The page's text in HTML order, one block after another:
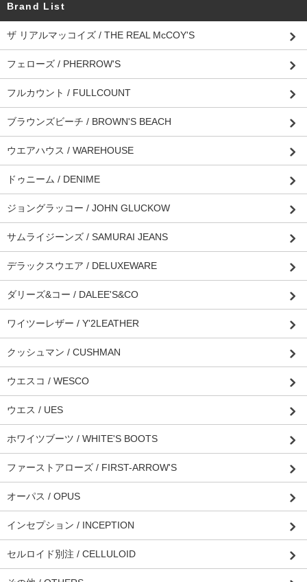
Brand List
ザ リアルマッコイズ / THE REAL McCOY'S
フェローズ / PHERROW'S
フルカウント / FULLCOUNT
ブラウンズビーチ / BROWN'S BEACH
ウエアハウス / WAREHOUSE
ドゥニーム / DENIME
ジョングラッコー / JOHN GLUCKOW
サムライジーンズ / SAMURAI JEANS
デラックスウエア / DELUXEWARE
ダリーズ&コー / DALEE'S&CO
ワイツーレザー / Y'2LEATHER
クッシュマン / CUSHMAN
ウエスコ / WESCO
ウエス / UES
ホワイツブーツ / WHITE'S BOOTS
ファーストアローズ / FIRST-ARROW'S
オーパス / OPUS
インセプション / INCEPTION
セルロイド別注 / CELLULOID